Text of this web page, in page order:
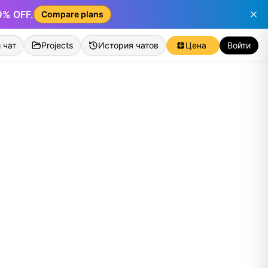
OFF. Compare plans
Projects История чатов Цена Войти